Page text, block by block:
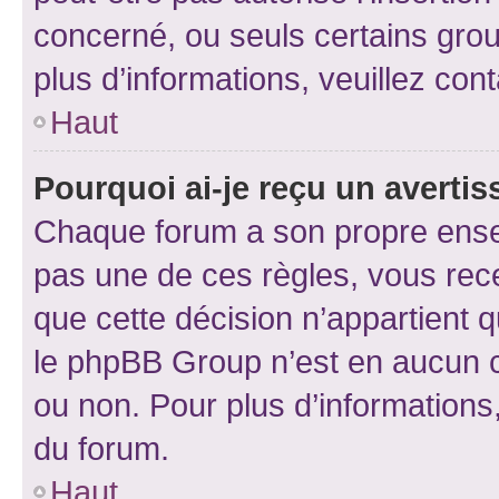
concerné, ou seuls certains
plus d’informations, veuillez
Haut
Pourquoi ai-je reçu un
Chaque forum a son propre
pas une de ces règles, vous
que cette décision n’appartient
le phpBB Group n’est en
ou non. Pour plus
du forum.